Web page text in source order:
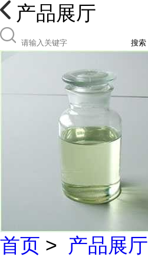
产品展厅
搜索
首页 > 产品展厅